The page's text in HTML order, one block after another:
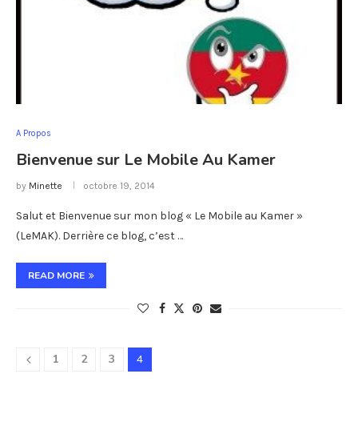
A Propos
Bienvenue sur Le Mobile Au Kamer
by Minette octobre 19, 2014
Salut et Bienvenue sur mon blog « Le Mobile au Kamer »
(LeMAK). Derrière ce blog, c’est …
READ MORE
1 2 3 4